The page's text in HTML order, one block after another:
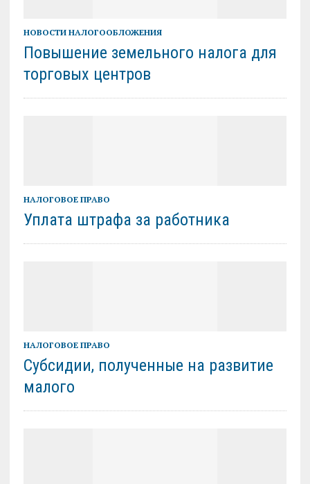
НОВОСТИ НАЛОГООБЛОЖЕНИЯ
Повышение земельного налога для
торговых центров
НАЛОГОВОЕ ПРАВО
Уплата штрафа за работника
НАЛОГОВОЕ ПРАВО
Субсидии, полученные на развитие
малого